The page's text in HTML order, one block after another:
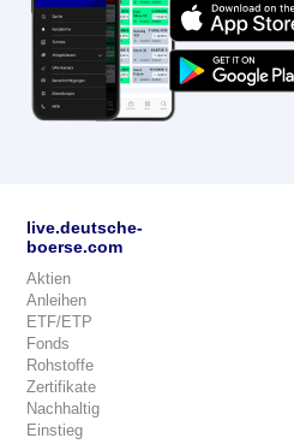
live.deutsche-
boerse.com
Aktien
Anleihen
ETF/ETP
Fonds
Rohstoffe
Zertifikate
Nachhaltig
Einstieg